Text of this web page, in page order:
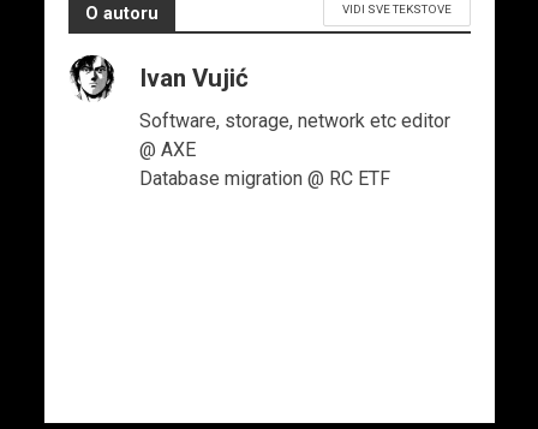
O autoru VIDI SVE TEKSTOVE
Ivan Vujić
Software, storage, network etc editor
@ AXE
Database migration @ RC ETF